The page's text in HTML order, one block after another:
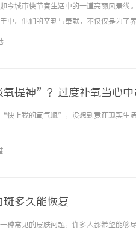
今城市快节奏生活中的一道亮丽风景线
中。他们的辛勤与奉献，不仅仅是为了
饿了么外卖员在这个数字化时代扮演着
提神”？过度补氧当心中
快上我的氧气瓶”，没想到竟在现实生
斑多久能恢复
种常见的皮肤问题，许多人都希望能够